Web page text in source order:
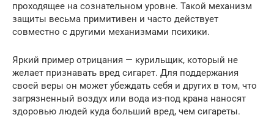
проходящее на сознательном уровне. Такой механизм
защиты весьма примитивен и часто действует
совместно с другими механизмами психики.
Яркий пример отрицания — курильщик, который не
желает признавать вред сигарет. Для поддержания
своей веры он может убеждать себя и других в том, что
загрязненный воздух или вода из-под крана наносят
здоровью людей куда больший вред, чем сигареты.